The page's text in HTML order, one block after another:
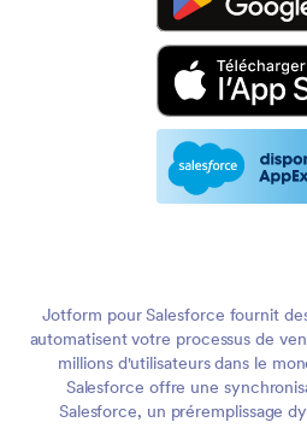
Jotform pour Salesforce fournit
automatisent votre processus de
millions d'utilisateurs dans le
Salesforce offre une
Salesforce, un préremplissage